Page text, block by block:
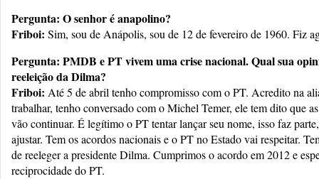
Pergunta: O senhor é anapolino?
Friboi: Sim, sou de Anápolis, sou de 12 de fevereiro de 1960. Fiz
Pergunta: PMDB e PT vivem uma crise nacional. Qual sua
reeleição da Dilma?
Friboi: Até 5 de abril tenho compromisso com o PT. Acredito na
trabalhar, tenho conversado com o Michel Temer, ele tem dito que
vão continuar. É legítimo o PT tentar lançar seu nome, isso faz
ajustar. Tem os acordos nacionais e o PT no Estado vai respeitar.
de reeleger a presidente Dilma. Cumprimos o acordo em 2012 e
reciprocidade do PT.